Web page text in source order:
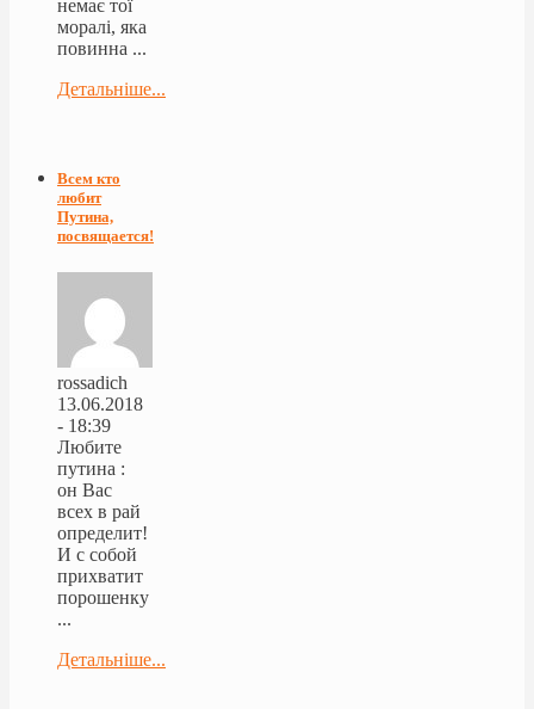
немає тої
моралі, яка
повинна ...
Детальніше...
Всем кто
любит
Путина,
посвящается!
rossadich
13.06.2018
- 18:39
Любите
путина :
он Вас
всех в рай
определит!
И с собой
прихватит
порошенку
...
Детальніше...